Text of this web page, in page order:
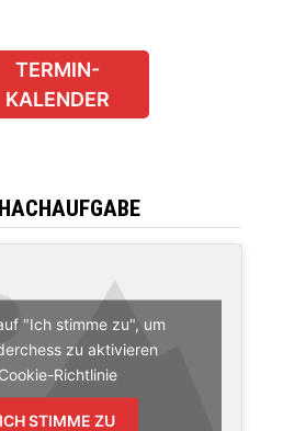
TERMIN-
KALENDER
"Ich stimme zu", um
zu aktivieren
Cookie-Richtlinie
ICH STIMME ZU